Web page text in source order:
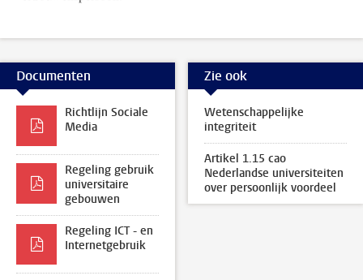
Documenten
Richtlijn Sociale
Media
Regeling gebruik
universitaire
gebouwen
Regeling ICT - en
Internetgebruik
Zie ook
Wetenschappelijke
integriteit
Artikel 1.15 cao
Nederlandse universiteiten
over persoonlijk voordeel